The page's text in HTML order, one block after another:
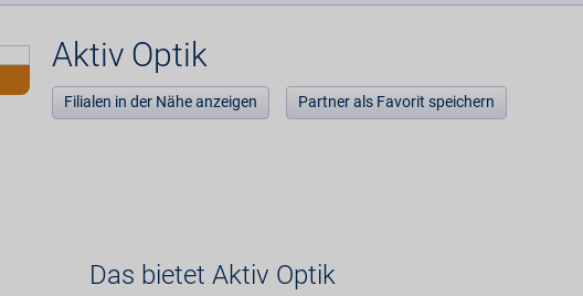
Aktiv Optik
Filialen in der Nähe anzeigen Partner als Favorit speichern
Das bietet Aktiv Optik